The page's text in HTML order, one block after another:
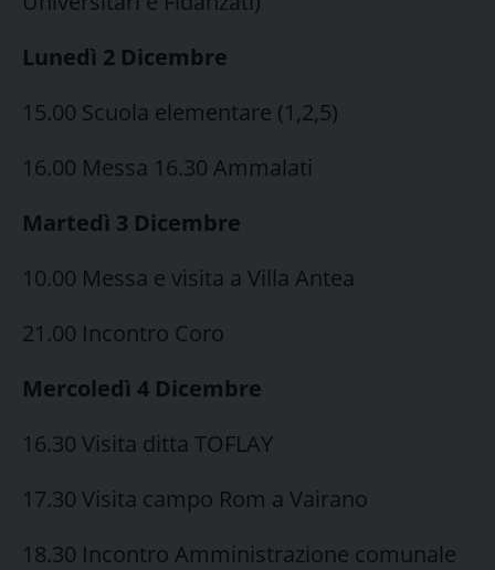
Lunedì 2 Dicembre
15.00 Scuola elementare (1,2,5)
16.00 Messa 16.30 Ammalati
Martedì 3 Dicembre
10.00 Messa e visita a Villa Antea
21.00 Incontro Coro
Mercoledì 4 Dicembre
16.30 Visita ditta TOFLAY
17.30 Visita campo Rom a Vairano
18.30 Incontro Amministrazione comunale